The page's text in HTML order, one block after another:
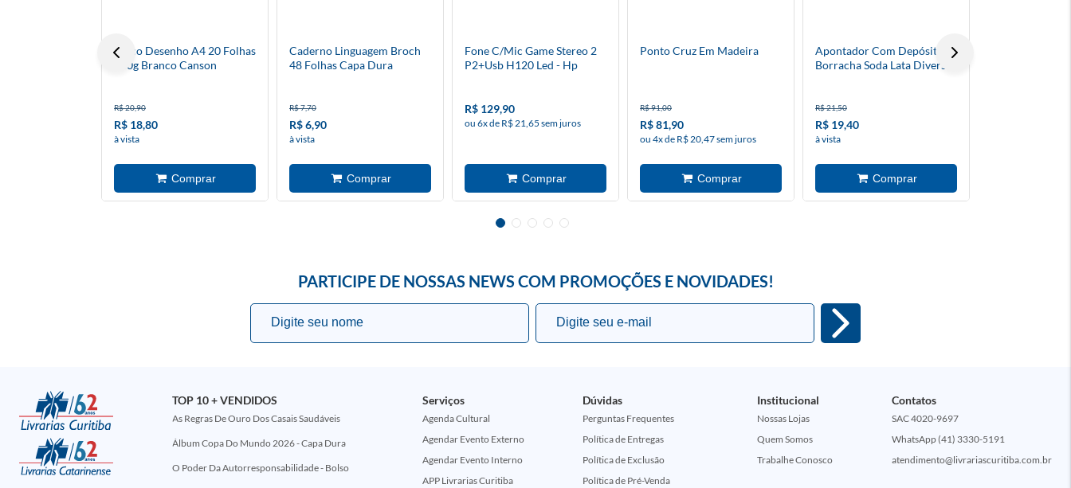
Bloco Desenho A4 20 Folhas
140g Branco Canson
R$ 20,90
R$ 18,80
à vista
Caderno Linguagem Broch
48 Folhas Capa Dura
R$ 7,70
R$ 6,90
à vista
Fone C/Mic Game Stereo 2
P2+Usb H120 Led - Hp
R$ 129,90
ou 6x de R$ 21,65 sem juros
Ponto Cruz Em Madeira
R$ 91,00
R$ 81,90
ou 4x de R$ 20,47 sem juros
Apontador Com Depósito +
Borracha Soda Lata Diversas
R$ 21,50
R$ 19,40
à vista
PARTICIPE DE NOSSAS NEWS COM PROMOÇÕES E NOVIDADES!
TOP 10 + VENDIDOS
As Regras De Ouro Dos Casais Saudáveis
Álbum Copa Do Mundo 2026 - Capa Dura
O Poder Da Autorresponsabilidade - Bolso
Serviços
Agenda Cultural
Agendar Evento Externo
Agendar Evento Interno
APP Livrarias Curitiba
Dúvidas
Perguntas Frequentes
Política de Entregas
Política de Exclusão
Política de Pré-Venda
Institucional
Nossas Lojas
Quem Somos
Trabalhe Conosco
Contatos
SAC 4020-9697
WhatsApp (41) 3330-5191
atendimento@livrariascuritiba.com.br